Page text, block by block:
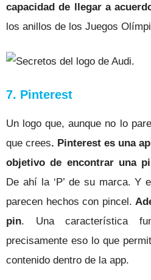
capacidad de llegar a
los anillos de los Juegos
7. Pinterest
Un logo que, aunque no lo
que crees. Pinterest es una
objetivo de encontrar una
De ahí la ‘P’ de su marca. Y
parecen hechos con pincel.
pin. Una característica
precisamente eso lo que
contenido dentro de la app.